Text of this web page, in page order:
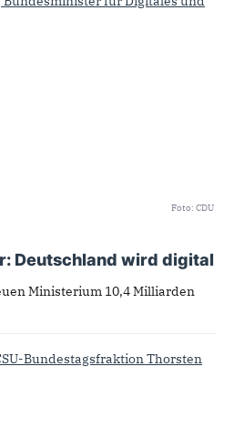
Foto: CDU
Deutschland wird digital
Ministerium 10,4 Milliarden